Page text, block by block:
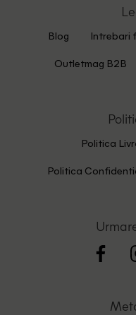
Blog Intrebari
Outletmag B2B
Politica
Politica